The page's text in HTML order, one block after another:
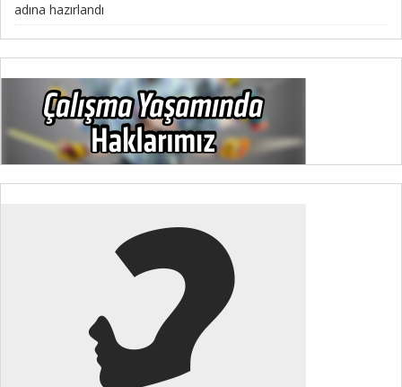
adına hazırlandı